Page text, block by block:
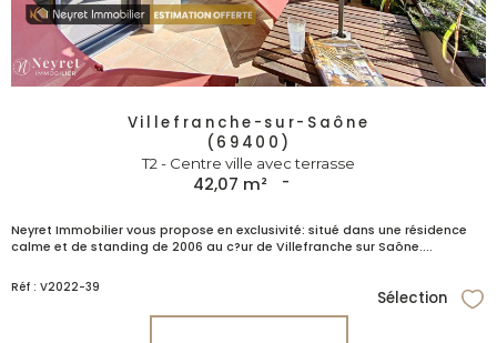
Villefranche-sur-Saône
(69400)
T2 - Centre ville avec terrasse
42,07 m² -
Neyret Immobilier vous propose en exclusivité: situé dans une résidence
calme et de standing de 2006 au c?ur de Villefranche sur Saône....
Réf : V2022-39
Sélection